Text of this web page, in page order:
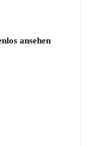
ansehen